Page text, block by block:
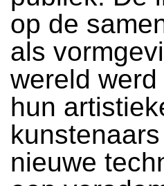
op de
als
wereld
hun
nieuwe